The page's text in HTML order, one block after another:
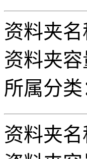
资料夹名
资料夹容
所属分类
资料夹名